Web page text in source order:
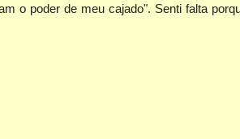
o poder de meu cajado". Senti falta